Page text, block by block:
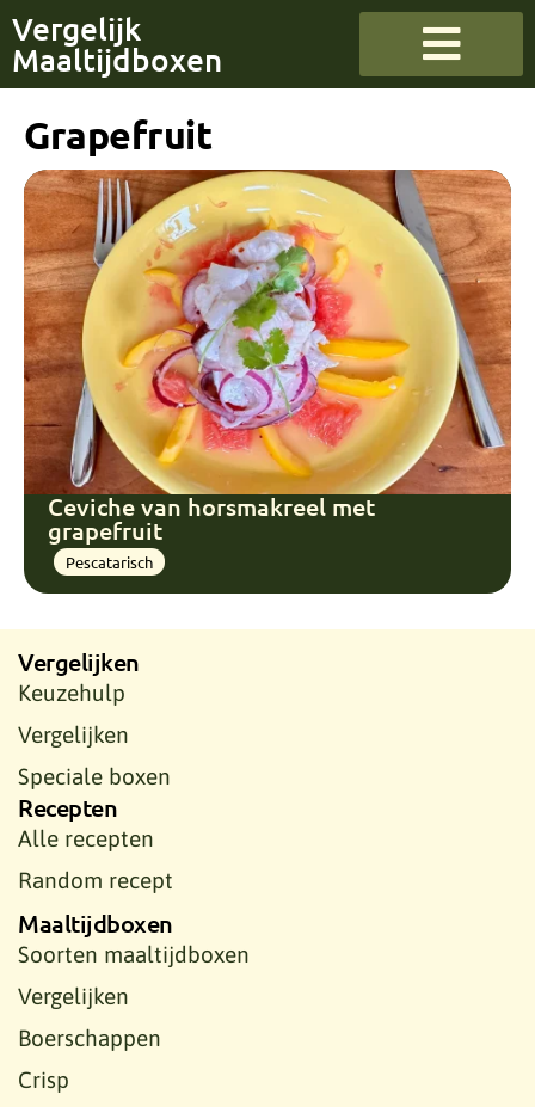
Vergelijk
Maaltijdboxen
Grapefruit
Ceviche van horsmakreel met
grapefruit
Pescatarisch
Vergelijken
Keuzehulp
Vergelijken
Speciale boxen
Recepten
Alle recepten
Random recept
Maaltijdboxen
Soorten maaltijdboxen
Vergelijken
Boerschappen
Crisp